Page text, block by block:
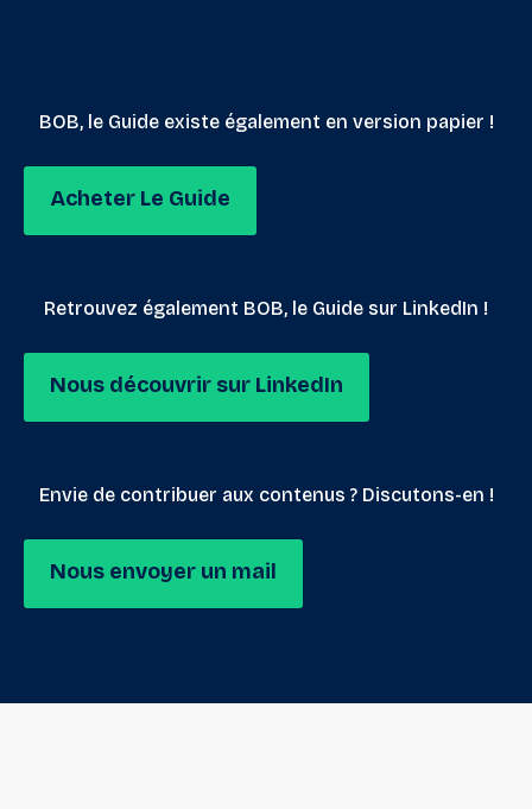
BOB, le Guide existe également en version papier !
Acheter Le Guide
Retrouvez également BOB, le Guide sur LinkedIn !
Nous découvrir sur LinkedIn
Envie de contribuer aux contenus ? Discutons-en !
Nous envoyer un mail